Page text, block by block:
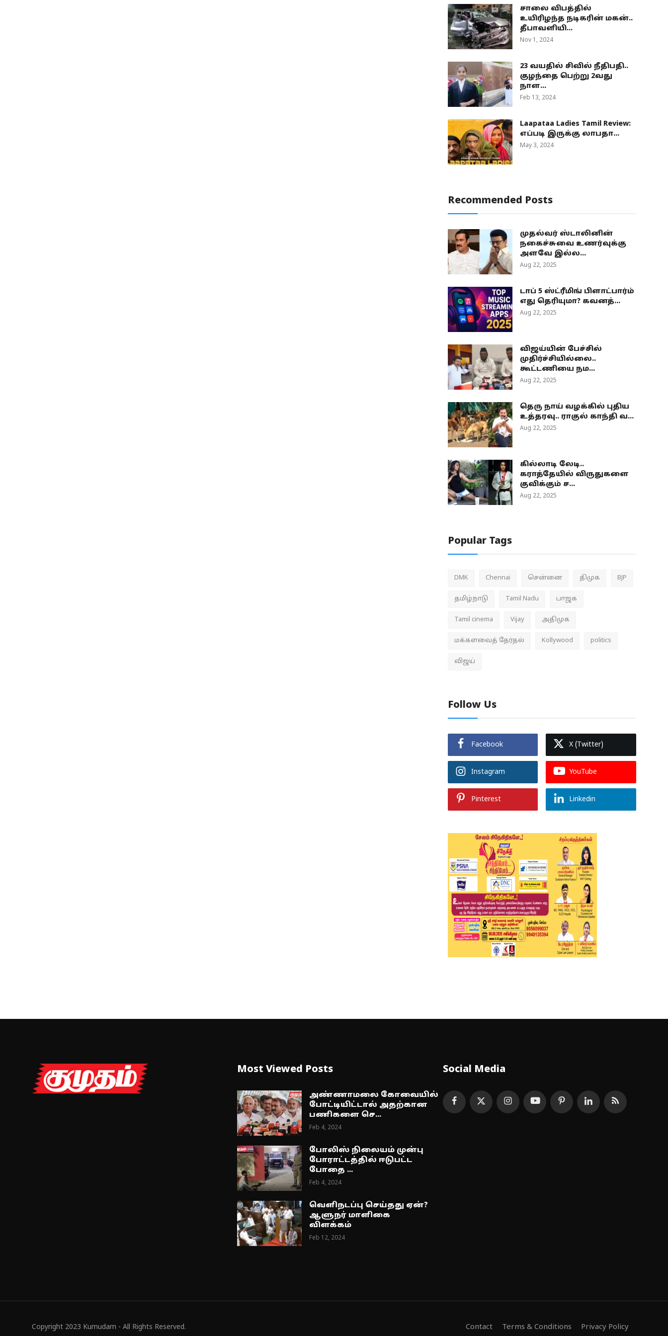
சாலை விபத்தில்
உயிரிழந்த நடிகரின் மகன்..
தீபாவளியி...
Nov 1, 2024
23 வயதில் சிவில் நீதிபதி..
குழந்தை பெற்று 2வது
நாள...
Feb 13, 2024
Laapataa Ladies Tamil Review:
எப்படி இருக்கு லாபதா...
May 3, 2024
Recommended Posts
முதல்வர் ஸ்டாலினின்
நகைச்சுவை உணர்வுக்கு
அளவே இல்ல...
Aug 22, 2025
டாப் 5 ஸ்ட்ரீமிங் பிளாட்பார்ம்
எது தெரியுமா? கவனத்...
Aug 22, 2025
விஜய்யின் பேச்சில்
முதிர்ச்சியில்லை..
கூட்டணியை நம...
Aug 22, 2025
தெரு நாய் வழக்கில் புதிய
உத்தரவு.. ராகுல் காந்தி வ...
Aug 22, 2025
கில்லாடி லேடி..
கராத்தேயில் விருதுகளை
குவிக்கும் ச...
Aug 22, 2025
Popular Tags
DMK Chennai சென்னை திமுக BJP
தமிழ்நாடு Tamil Nadu பாஜக
Tamil cinema Vijay அதிமுக
மக்களவைத் தேர்தல் Kollywood politics
விஜய்
Follow Us
Facebook X (Twitter)
Instagram YouTube
Pinterest Linkedin
Most Viewed Posts
அண்ணாமலை கோவையில்
போட்டியிட்டால் அதற்கான
பணிகளை செ...
Feb 4, 2024
போலிஸ் நிலையம் முன்பு
போராட்டத்தில் ஈடுபட்ட
போதை ...
Feb 4, 2024
வெளிநடப்பு செய்தது ஏன்?
ஆளுநர் மாளிகை
விளக்கம்
Feb 12, 2024
Social Media
Copyright 2023 Kumudam - All Rights Reserved. Contact Terms & Conditions Privacy Policy